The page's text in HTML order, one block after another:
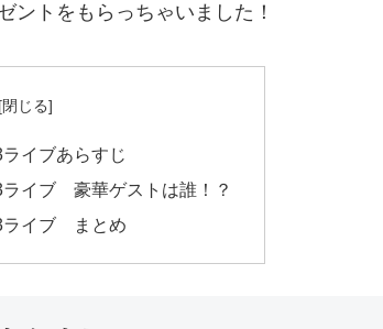
ントをもらっちゃいました！
イブあらすじ
イブ 豪華ゲストは誰！？
ライブ まとめ